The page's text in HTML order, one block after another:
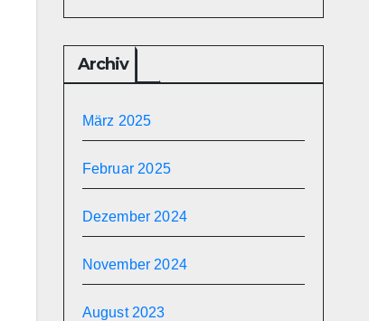
Archiv
März 2025
Februar 2025
Dezember 2024
November 2024
August 2023